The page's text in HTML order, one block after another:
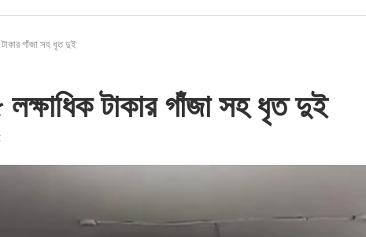
টাকার গাঁজা সহ ধৃত দুই
লক্ষাধিক টাকার গাঁজা সহ ধৃত দুই